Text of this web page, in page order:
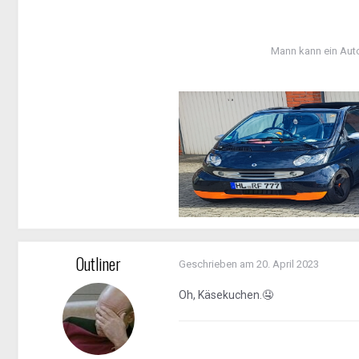
Mann kann ein
Outliner Geschrieben am 20. April 2023
Oh, Käsekuchen. 🤤